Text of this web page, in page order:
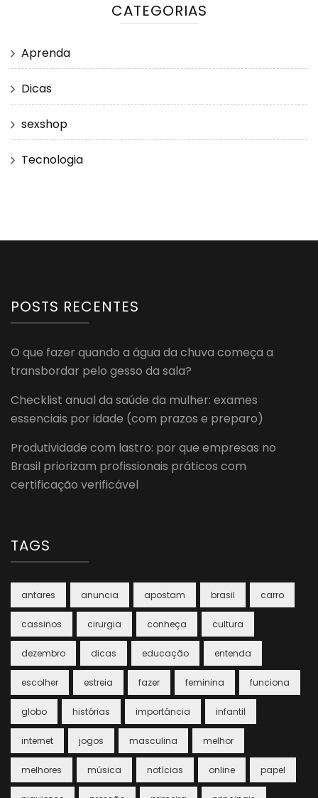
CATEGORIAS
Aprenda
Dicas
sexshop
Tecnologia
POSTS RECENTES
O que fazer quando a água da chuva começa a
transbordar pelo gesso da sala?
Checklist anual da saúde da mulher: exames
essenciais por idade (com prazos e preparo)
Produtividade com lastro: por que empresas no
Brasil priorizam profissionais práticos com
certificação verificável
TAGS
antares anuncia apostam brasil carro
cassinos cirurgia conheça cultura
dezembro dicas educação entenda
escolher estreia fazer feminina funciona
globo histórias importância infantil
internet jogos masculina melhor
melhores música notícias online papel